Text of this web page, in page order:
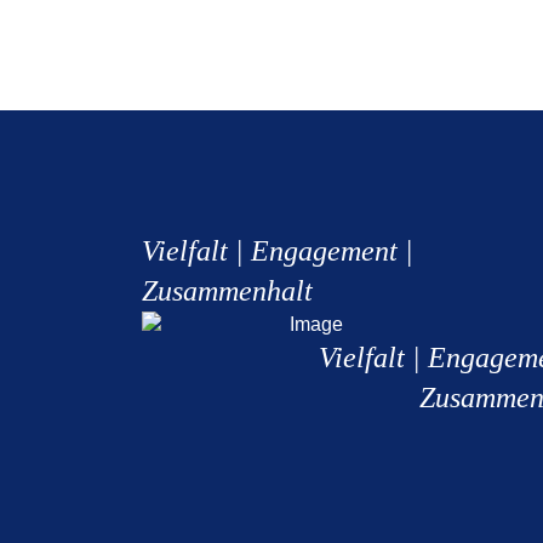
Vielfalt | Engagement |
Zusammenhalt
Vielfalt |